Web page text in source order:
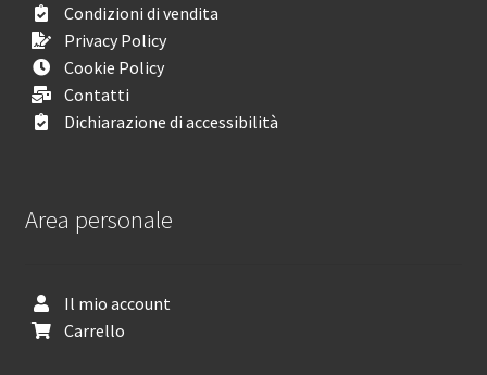
Condizioni di vendita
Privacy Policy
Cookie Policy
Contatti
Dichiarazione di accessibilità
Area personale
Il mio account
Carrello